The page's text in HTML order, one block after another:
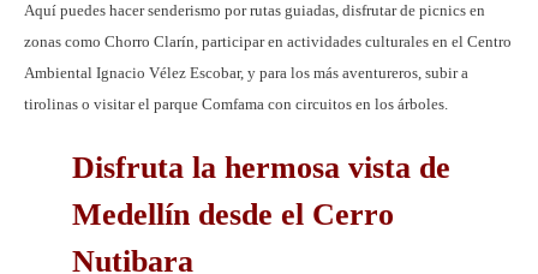
Aquí puedes hacer senderismo por rutas guiadas, disfrutar de picnics en
zonas como Chorro Clarín, participar en actividades culturales en el Centro
Ambiental Ignacio Vélez Escobar, y para los más aventureros, subir a
tirolinas o visitar el parque Comfama con circuitos en los árboles.
Disfruta la hermosa vista de
Medellín desde el Cerro
Nutibara